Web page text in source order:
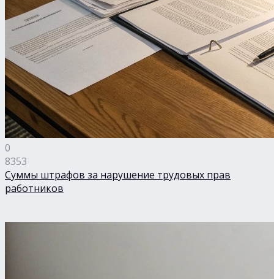
0
8353
Суммы штрафов за нарушение трудовых прав
работников